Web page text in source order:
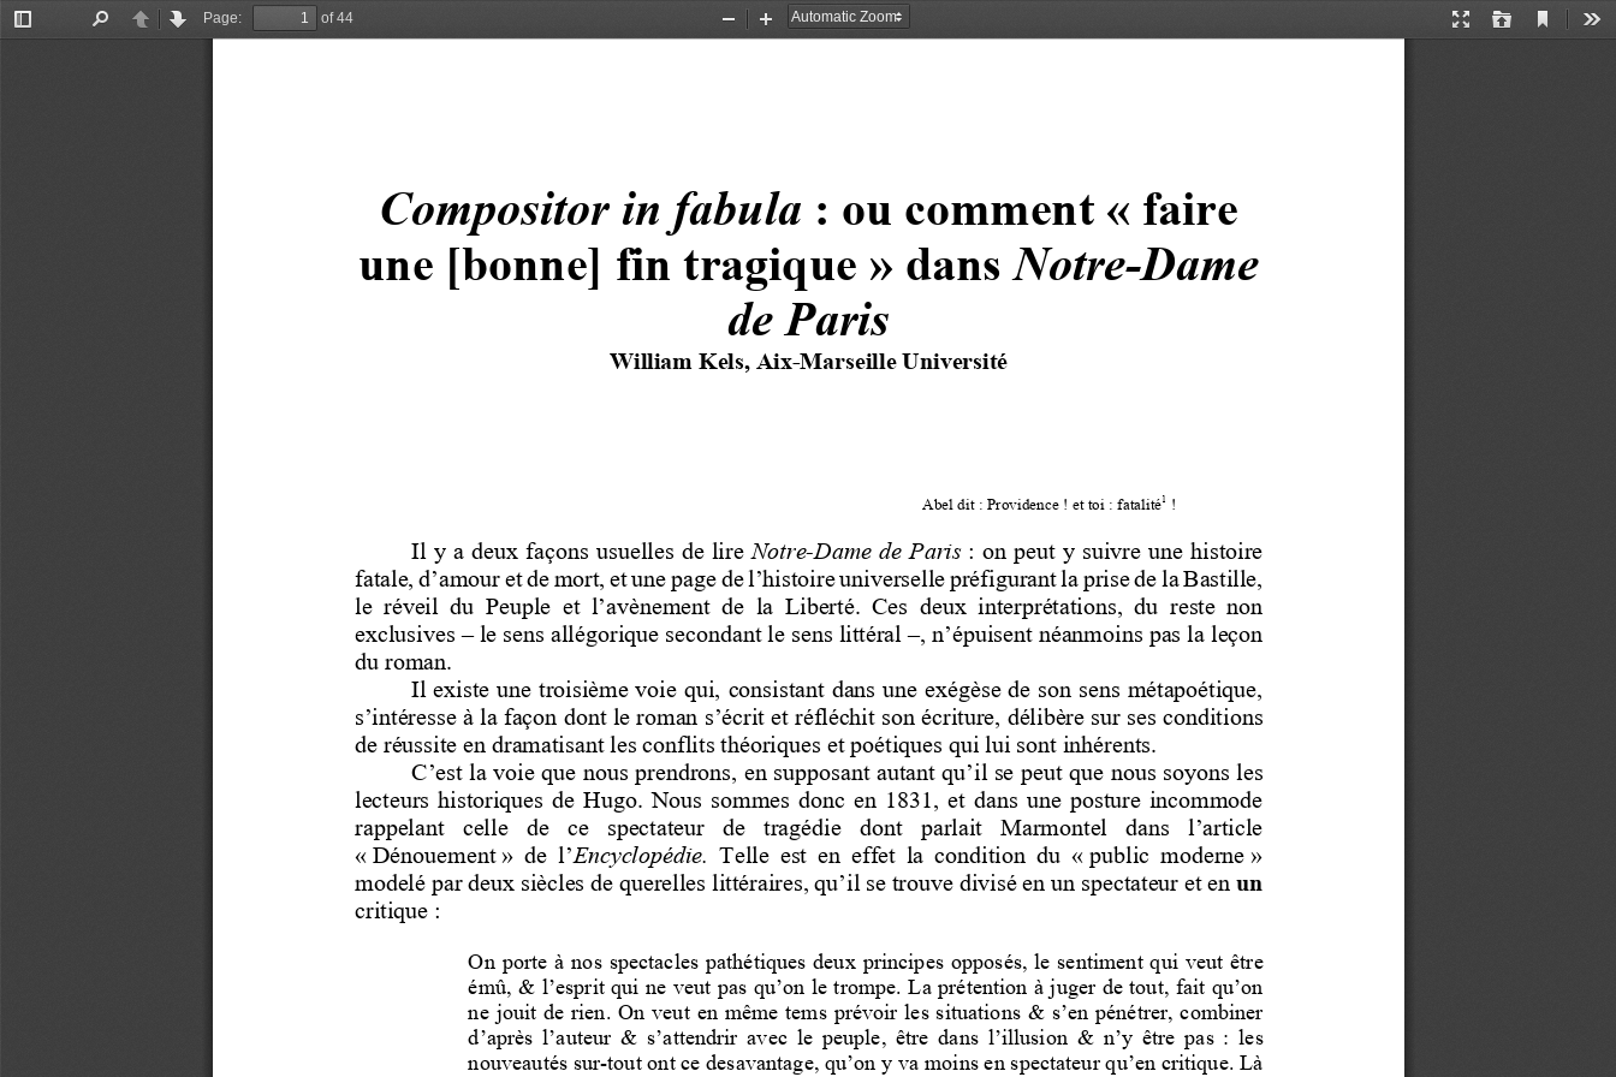
Toggle
PreviousNext
Page:
of 44
Presentation
Open Current
Zoom
Zoom
Compositor in fabula : ou comment « faire
une [bonne] fin tragique » dans Notre-Dame
de Paris
William Kels, Aix-Marseille Université
Abel dit : Providence ! et toi : fatalité1 !
Il y a deux façons usuelles de lire
Notre-Dame de Paris: on peut y suivre une histoire
fatale, d’amour et de mort, et une page de l’histoire universelle préfigurant la prise de la Bastille,
le  réveil  du  Peuple  et  l’avènement  de  la  Liberté.  Ces  deux  interp
rétations,  du  reste  non
exclusives – le sens allégorique secondant le sens littéral –, n’épuisent néanmoins pas la leçon
du roman.
Il existe une troisième voie qui, consistant dans une exégèse de son sens métapoétique,
s’intéresse à la façon dont le roman s’écrit et réfléchit son écriture, délibère sur ses conditions
de réussite en dramatisant les conflits théoriques et poétiques qui lui sont inhérents.
C’est la voie que nous prendrons, en supposant autant qu’il se peut que nous soyons les
lecteurs  historiques  de  Hugo.  Nous  sommes  donc  en  1831,  et  dans  une  posture  incommode
rappelant   celle   de   ce   spectateur   de   tragédie   dont   parlait   Marmontel   dans
« Dénouement »  de  l’Encyclopédie. Telle  est  en  effet  la  condition  du  «
public  moderne
»
modelé par deux siècles de querelles littéraires, qu’il se trouve divisé en un spectateur et en un
critique :
On porte à nos spectacles pathétiques deux principes opposés, le sentiment qui veut être
émû, & l’esprit qui ne veut pas qu’on le trompe. La prétention à juger detout, fait qu’on
ne jouit de rien. On veut en même tems prévoir les situations & s’en pénétrer, combi
ner
d’après  l’auteur  &  s’attendrir  avec  le  peuple,  être  dans  l’illusion  &  n’y  être  pas  :  les
nouveautés sur-tout ont ce desavantage, qu’on y va moins en spectateur qu’en critique. Là